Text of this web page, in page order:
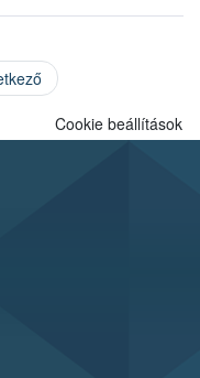
Cookie beállítások